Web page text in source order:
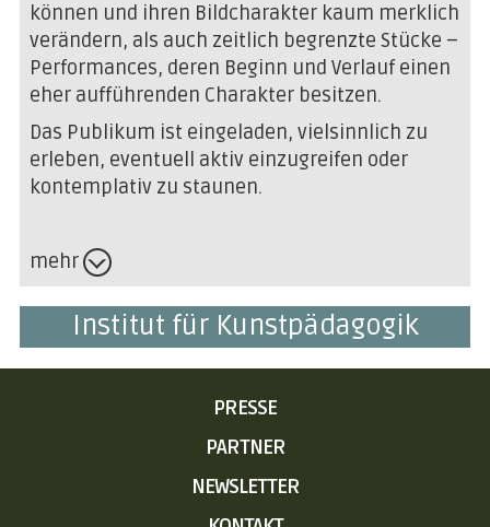
können und ihren Bildcharakter kaum merklich
verändern, als auch zeitlich begrenzte Stücke –
Performances, deren Beginn und Verlauf einen
eher aufführenden Charakter besitzen.
Das Publikum ist eingeladen, vielsinnlich zu
erleben, eventuell aktiv einzugreifen oder
kontemplativ zu staunen.
mehr
Institut für Kunstpädagogik
NAVIGATION
PRESSE
PARTNER
NEWSLETTER